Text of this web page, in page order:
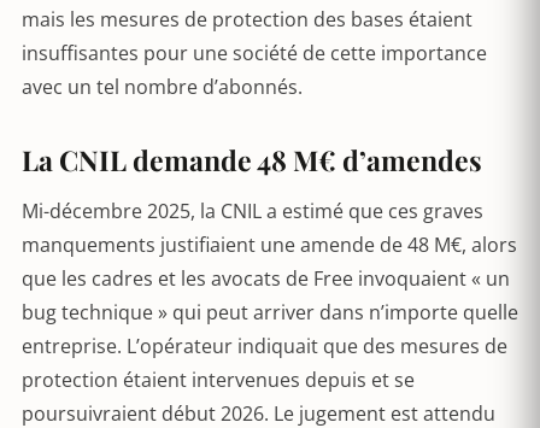
mais les mesures de protection des bases étaient
insuffisantes pour une société de cette importance
avec un tel nombre d’abonnés.
La CNIL demande 48 M€ d’amendes
Mi-décembre 2025, la CNIL a estimé que ces graves
manquements justifiaient une amende de 48 M€, alors
que les cadres et les avocats de Free invoquaient « un
bug technique » qui peut arriver dans n’importe quelle
entreprise. L’opérateur indiquait que des mesures de
protection étaient intervenues depuis et se
poursuivraient début 2026. Le jugement est attendu